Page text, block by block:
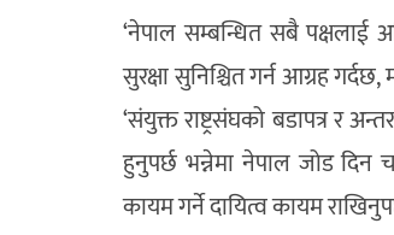
‘नेपाल सम्बन्धित सबै
सुरक्षा सुनिश्चित गर्न आग्रह
‘संयुक्त राष्ट्रसंघको बडापत्र र
हुनुपर्छ भन्नेमा नेपाल जोड दिन
कायम गर्ने दायित्व कायम